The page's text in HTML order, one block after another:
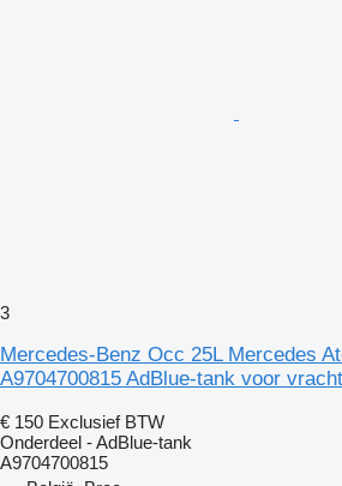
3
Mercedes-Benz Occ 25L Mercedes
A9704700815 AdBlue-tank voor
€ 150 Exclusief BTW
Onderdeel - AdBlue-tank
A9704700815